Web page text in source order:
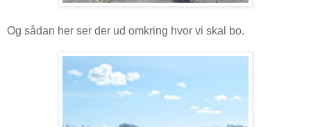
Og sådan her ser der ud omkring hvor vi skal bo.